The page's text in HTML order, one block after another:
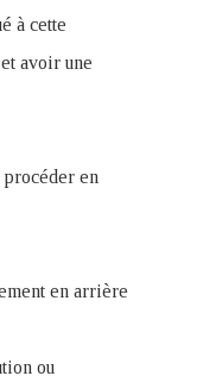
à cette
avoir une
en
en arrière
ou